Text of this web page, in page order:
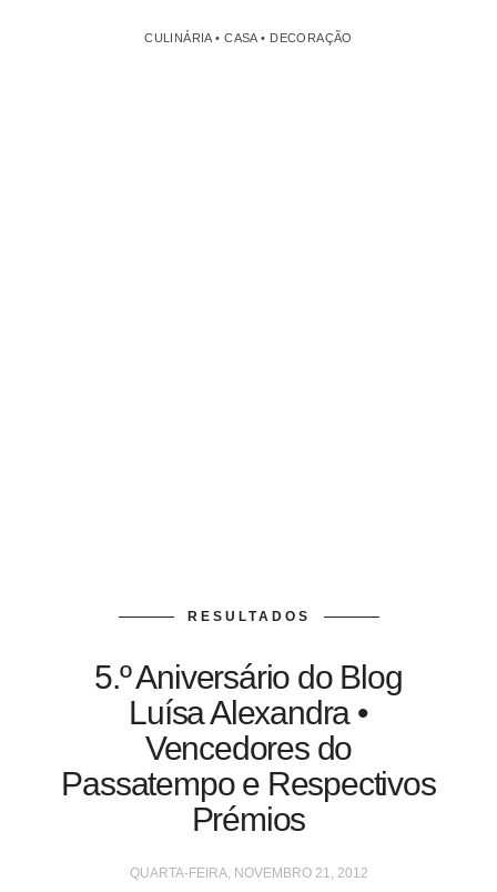
CULINÁRIA • CASA • DECORAÇÃO
RESULTADOS
5.º Aniversário do Blog
Luísa Alexandra •
Vencedores do
Passatempo e Respectivos
Prémios
QUARTA-FEIRA, NOVEMBRO 21, 2012